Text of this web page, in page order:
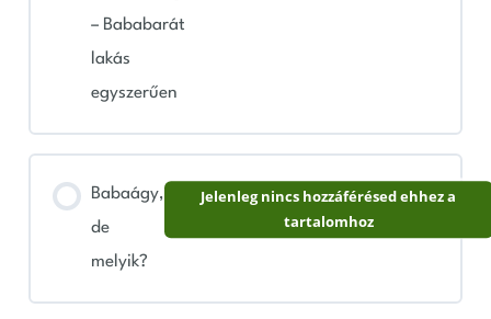
Kötődés már a várandósság alatt
A baba fejlődése hétről-hétre
– Bababarát
lakás
egyszerűen
Babaágy,
de
melyik?
Jelenleg nincs hozzáférésed ehhez a
tartalomhoz